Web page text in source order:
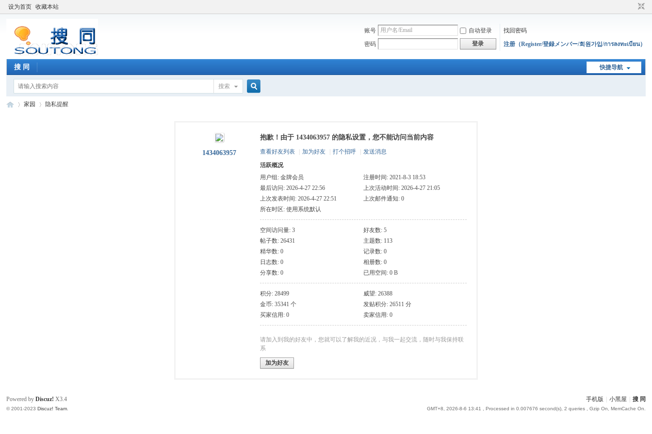
设为首页 收藏本站
账号 自动登录
找回密码
密码
登录 注册（Register/登録メンバー/회원가입/การลงทะเบียน）
快捷导航
搜 同
搜索
家园 隐私提醒
1434063957
抱歉！由于 1434063957 的隐私设置，您不能访问当前内容
查看好友列表 加为好友 打个招呼
发送消息
活跃概况
用户组: 金牌会员
注册时间: 2021-8-3 18:53
最后访问: 2026-4-27 22:56
上次活动时间: 2026-4-27 21:05
上次发表时间: 2026-4-27 22:51
上次邮件通知: 0
所在时区: 使用系统默认
空间访问量: 3
好友数: 5
帖子数: 26431
主题数: 113
精华数: 0
记录数: 0
日志数: 0
相册数: 0
分享数: 0
已用空间: 0 B
积分: 28499
威望: 26388
金币: 35341 个
发贴积分: 26511 分
买家信用: 0
卖家信用: 0
请加入到我的好友中，您就可以了解我的近况，与我一起交流，随时与我保持联
系
加为好友
手机版 小黑屋 搜 同
GMT+8, 2026-8-6 13:41 , Processed in 0.007676 second(s), 2 queries , Gzip On, MemCache On.
Powered byDiscuz! X3.4
© 2001-2023Discuz! Team